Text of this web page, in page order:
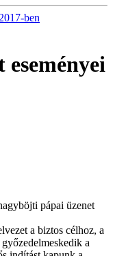
ben
pápai üzenet
a biztos célhoz, a
a